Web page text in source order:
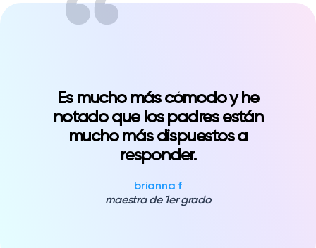
Crear mi cuenta
Es mucho más cómodo y he
notado que los padres están
mucho más dispuestos a
responder.
brianna f
maestra de 1er grado